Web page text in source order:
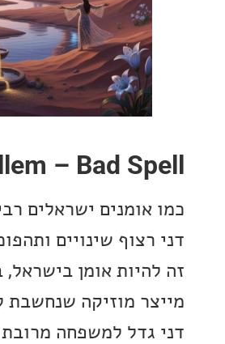
Moallem – Bad
ישראלים רבים, גם
שינויים ותהפוכות.
אומן בישראל, במיוחד
מוזיקה שנחשבת